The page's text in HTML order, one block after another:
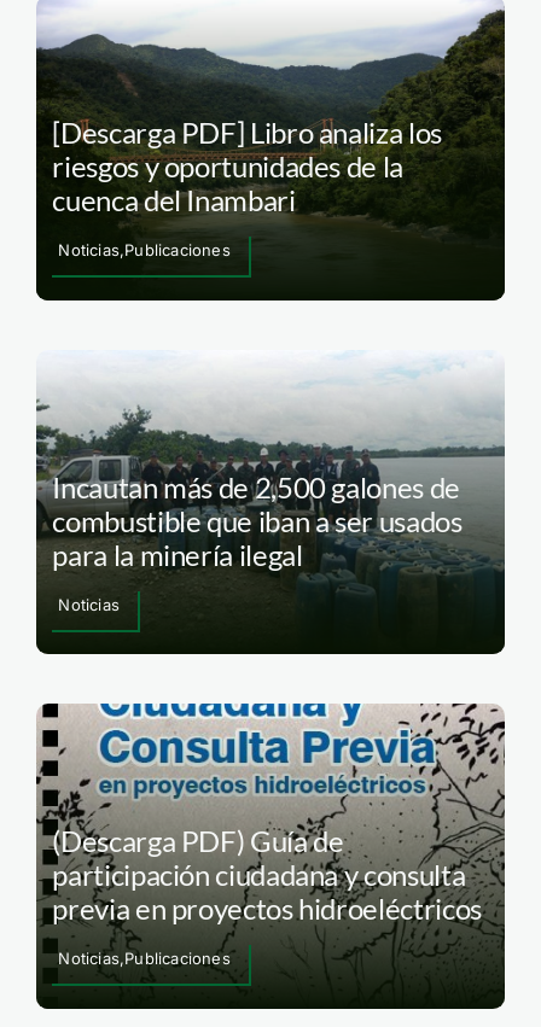
[Descarga PDF] Libro analiza los
riesgos y oportunidades de la
cuenca del Inambari
Noticias,Publicaciones
Incautan más de 2,500 galones de
combustible que iban a ser usados
para la minería ilegal
Noticias
(Descarga PDF) Guía de
participación ciudadana y consulta
previa en proyectos hidroeléctricos
Noticias,Publicaciones